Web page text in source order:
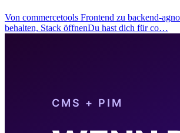
Von commercetools Frontend zu backend-
behalten, Stack öffnenDu hast dich für co…